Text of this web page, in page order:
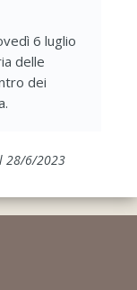
6 luglio
delle
dei
28/6/2023